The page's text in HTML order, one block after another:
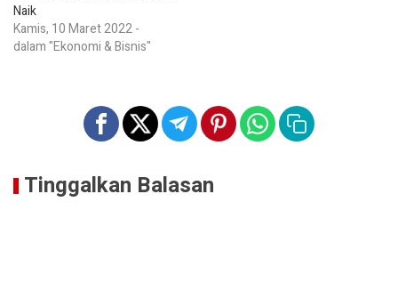
Naik
Kamis, 10 Maret 2022 -
dalam "Ekonomi & Bisnis"
Tinggalkan Balasan